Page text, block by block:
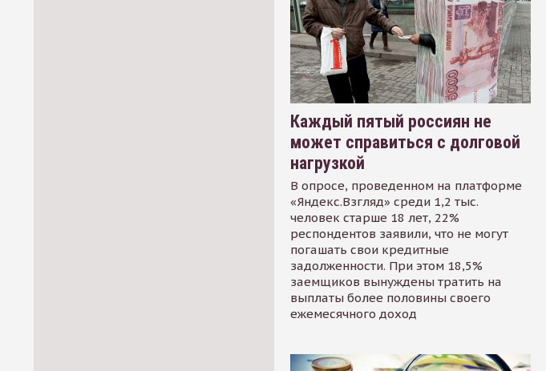
Каждый пятый россиян не
может справиться с долговой
нагрузкой
В опросе, проведенном на платформе
«Яндекс.Взгляд» среди 1,2 тыс.
человек старше 18 лет, 22%
респондентов заявили, что не могут
погашать свои кредитные
задолженности. При этом 18,5%
заемщиков вынуждены тратить на
выплаты более половины своего
ежемесячного доход